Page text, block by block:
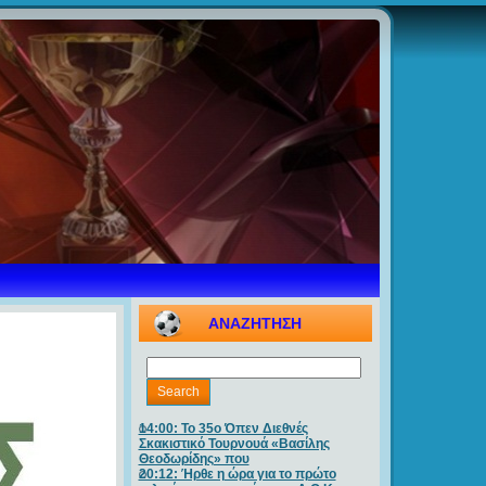
ΑΝΑΖΗΤΗΣΗ
14:00: Το 35ο Όπεν Διεθνές
Σκακιστικό Τουρνουά «Βασίλης
Θεοδωρίδης» που
20:12: Ήρθε η ώρα για το πρώτο